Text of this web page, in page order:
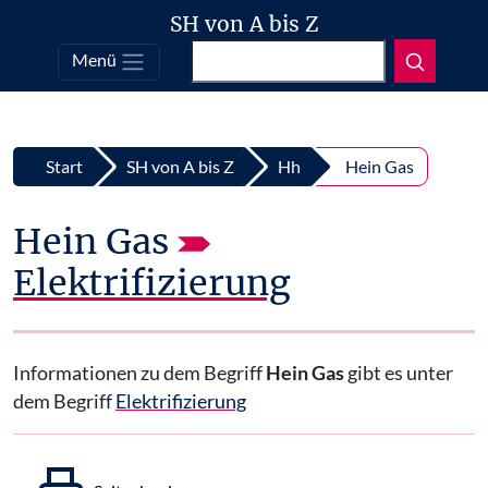
Top
Zum Inhalt springen
SH von A bis Z
Menü
Start SH von A bis Z Hh Hein Gas
Hein Gas
Elektrifizierung
Informationen zu dem BegriffHein Gasgibt es unter
dem BegriffElektrifizierung